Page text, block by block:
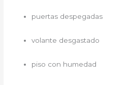
puertas despegadas
volante desgastado
piso con humedad